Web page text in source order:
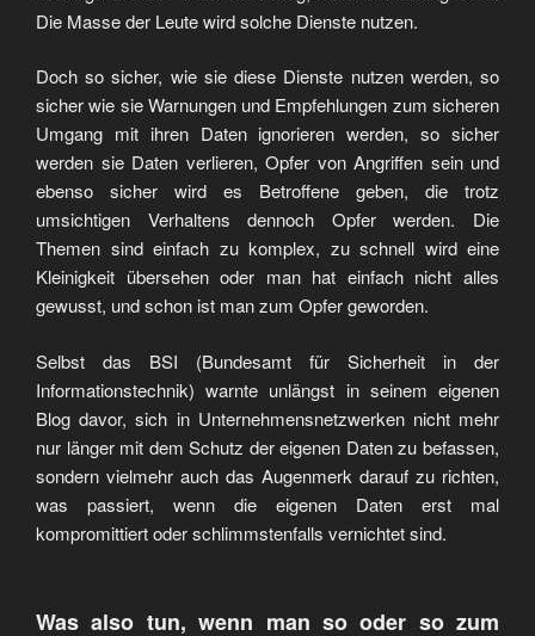
Die Masse der Leute wird solche Dienste nutzen.
Doch so sicher, wie sie diese Dienste nutzen werden, so
sicher wie sie Warnungen und Empfehlungen zum sicheren
Umgang mit ihren Daten ignorieren werden, so sicher
werden sie Daten verlieren, Opfer von Angriffen sein und
ebenso sicher wird es Betroffene geben, die trotz
umsichtigen Verhaltens dennoch Opfer werden. Die
Themen sind einfach zu komplex, zu schnell wird eine
Kleinigkeit übersehen oder man hat einfach nicht alles
gewusst, und schon ist man zum Opfer geworden.
Selbst das BSI (Bundesamt für Sicherheit in der
Informationstechnik) warnte unlängst in seinem eigenen
Blog davor, sich in Unternehmensnetzwerken nicht mehr
nur länger mit dem Schutz der eigenen Daten zu befassen,
sondern vielmehr auch das Augenmerk darauf zu richten,
was passiert, wenn die eigenen Daten erst mal
kompromittiert oder schlimmstenfalls vernichtet sind.
Was also tun, wenn man so oder so zum